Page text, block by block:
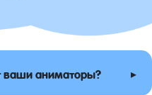
ваши аниматоры? ▸